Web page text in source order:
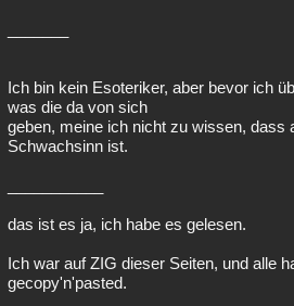
Ich bin kein Esoteriker, aber bevor ich
was die da von sich
geben, meine ich nicht zu wissen, dass
Schwachsinn ist.
das ist es ja, ich habe es gelesen.
Ich war auf ZIG dieser Seiten, und alle
gecopy'n'pasted.